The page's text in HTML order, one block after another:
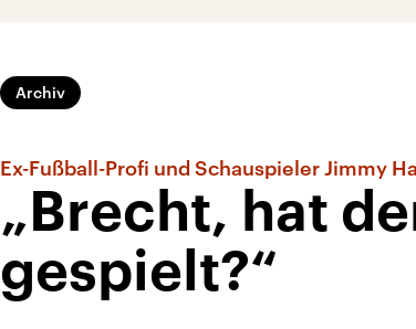
Archiv
Ex-Fußball-Profi und Schauspieler Jimmy
„Brecht, hat
gespielt?“